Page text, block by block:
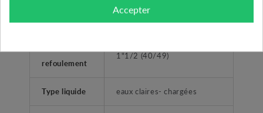
Fabricant ZENIT
refoulement
1"1/2 (40/49)
Type liquide eaux claires- chargées
Accepter